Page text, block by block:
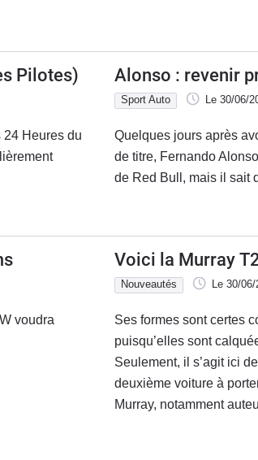
Pilotes)
Heures du
Alonso : revenir
Sport Auto Le 30/06/
Quelques jours après
de titre, Fernando
de Red Bull, mais il sait
voudra
Voici la Murray
Nouveautés Le 30/06/
Ses formes sont certes
puisqu’elles sont
Seulement, il s’agit ici
deuxième voiture à
Murray, notamment